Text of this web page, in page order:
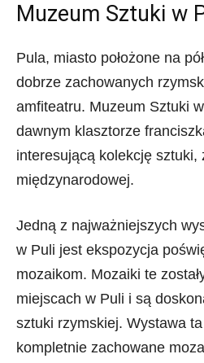
Muzeum Sztuki w
Pula, miasto położone na
dobrze zachowanych
amfiteatru. Muzeum Sztuki
dawnym klasztorze
interesującą kolekcję sztuki,
międzynarodowej.
Jedną z najważniejszych
w Puli jest ekspozycja
mozaikom. Mozaiki te
miejscach w Puli i są
sztuki rzymskiej. Wystawa
kompletnie zachowane